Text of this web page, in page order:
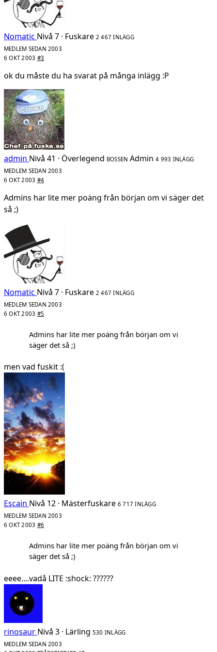
Nomatic Nivå 7 · Fuskare 2 467 INLÄGG
MEDLEM SEDAN 2003
6 OKT 2003 #3
ok du måste du ha svarat på många inlägg :P
admin Nivå 41 · Överlegend BOSSEN Admin 4 993 INLÄGG
MEDLEM SEDAN 2003
6 OKT 2003 #4
Admins har lite mer poäng från början om vi säger det
så ;)
Nomatic Nivå 7 · Fuskare 2 467 INLÄGG
MEDLEM SEDAN 2003
6 OKT 2003 #5
Admins har lite mer poäng från början om vi
säger det så ;)
men vad fuskit :(
Escain Nivå 12 · Mästerfuskare 6 717 INLÄGG
MEDLEM SEDAN 2003
6 OKT 2003 #6
Admins har lite mer poäng från början om vi
säger det så ;)
eeee....vadå LITE :shock: ??????
rinosaur Nivå 3 · Lärling 530 INLÄGG
MEDLEM SEDAN 2003